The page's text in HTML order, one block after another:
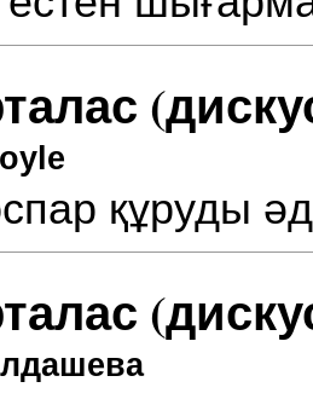
құруды